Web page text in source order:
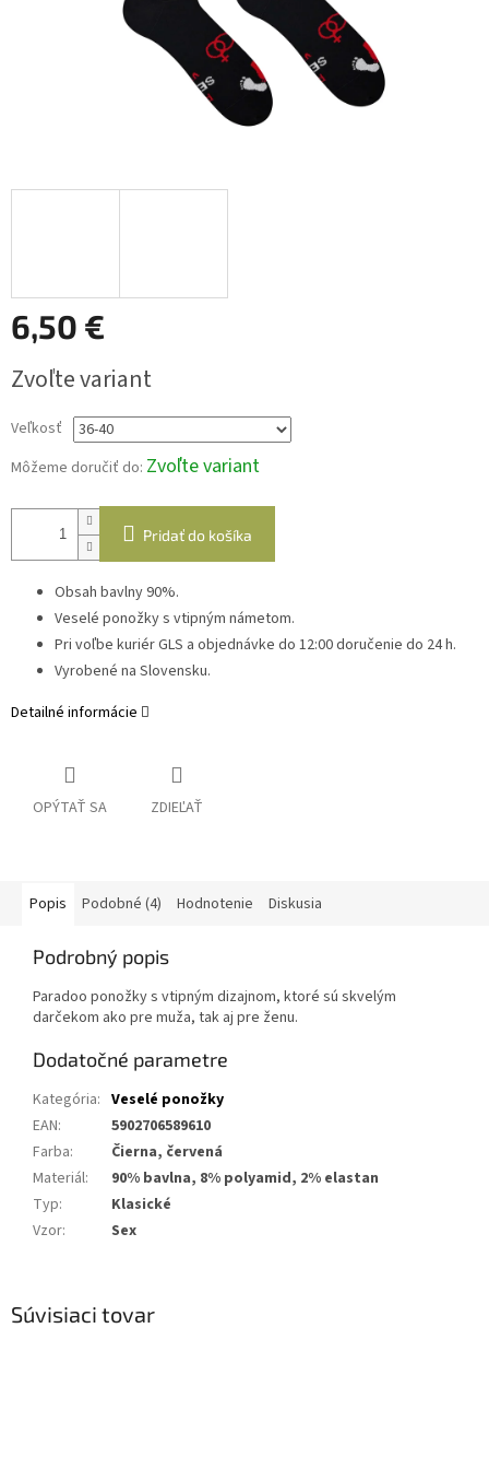
6,50 €
cena:
Zvoľte variant
Veľkosť
Môžeme doručiť do: Zvoľte variant
Pridať do košíka
Obsah bavlny 90%.
Veselé ponožky s vtipným námetom.
Pri voľbe kuriér GLS a objednávke do 12:00 doručenie do 24 h.
Vyrobené na Slovensku.
Detailné informácie
OPÝTAŤ SA ZDIEĽAŤ
Súvisiaci tovar
Popis Podobné (4) Hodnotenie Diskusia
Podrobný popis
Paradoo ponožky s vtipným dizajnom, ktoré sú skvelým
darčekom ako pre muža, tak aj pre ženu.
Dodatočné parametre
Kategória: Veselé ponožky
EAN:
5902706589610
Farba:
Čierna, červená
Materiál:
90% bavlna, 8% polyamid, 2% elastan
Typ:
Klasické
Vzor: Sex